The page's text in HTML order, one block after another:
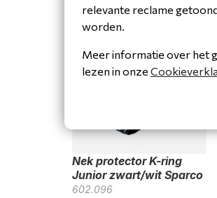
Bekijk product
Nek protector K-ring
Junior zwart/wit Sparco
602.096
relevante reclame
worden.
Meer informatie over het
lezen in onze